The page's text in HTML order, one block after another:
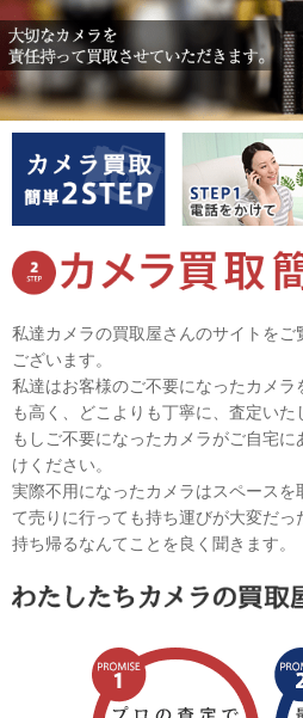
私達カメラの買取屋さんのサイトをご
ございます。
私達はお客様のご不要になったカメラ
も高く、どこよりも丁寧に、査定いた
もしご不要になったカメラがご自宅
けください。
実際不用になったカメラはスペースを
て売りに行っても持ち運びが大変だ
持ち帰るなんてことを良く聞きます。